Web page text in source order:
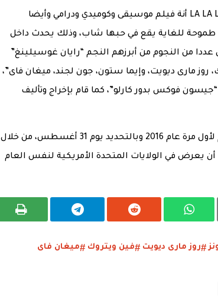
وفى هذا السياق فمن المعروف عن LA LA LAND أنة فيلم موسيقى وكوميدي ودرامي وأيضا
طموحة للغاية يقع في حبها شاب، وذلك يحدث داخل
من النجوم من أبرزهم النجم “رايان غوسيلينغ”
مارى ديويت، وإيما ستون، جون لجند، ميغان فاى”،
فوكس بدور كارلو”، كما قام بإخراج وتأليف
بالإضافة إلى ذلك إلى أن تم عرض الفيلم لأول مرة عام 2016 وبالتحديد يوم 31 أغسطس، من خلال
يعرض في الولايات المتحدة الأمريكية لنفس العام
روز مارى ديويت فين ويتروك
ميغان فاى